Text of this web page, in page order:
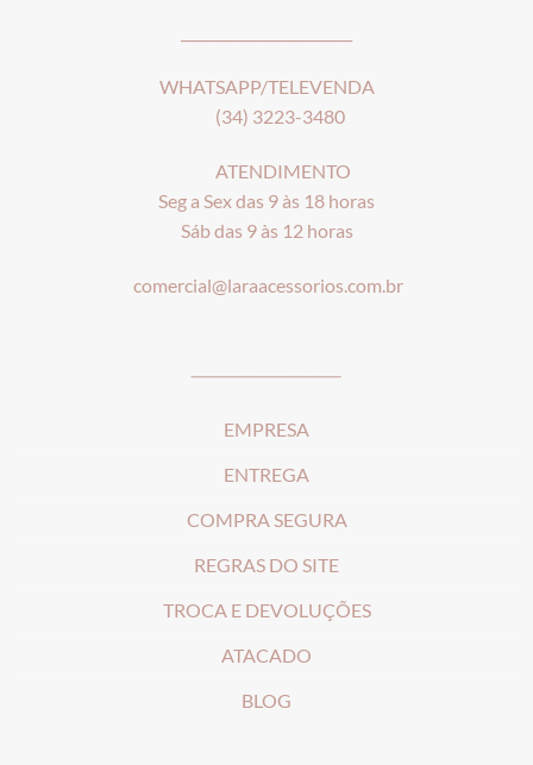
WHATSAPP/TELEVENDA
(34) 3223-3480
ATENDIMENTO
Seg a Sex das 9 às 18 horas
Sáb das 9 às 12 horas
comercial@laraacessorios.com.br
EMPRESA
ENTREGA
COMPRA SEGURA
REGRAS DO SITE
TROCA E DEVOLUÇÕES
ATACADO
BLOG